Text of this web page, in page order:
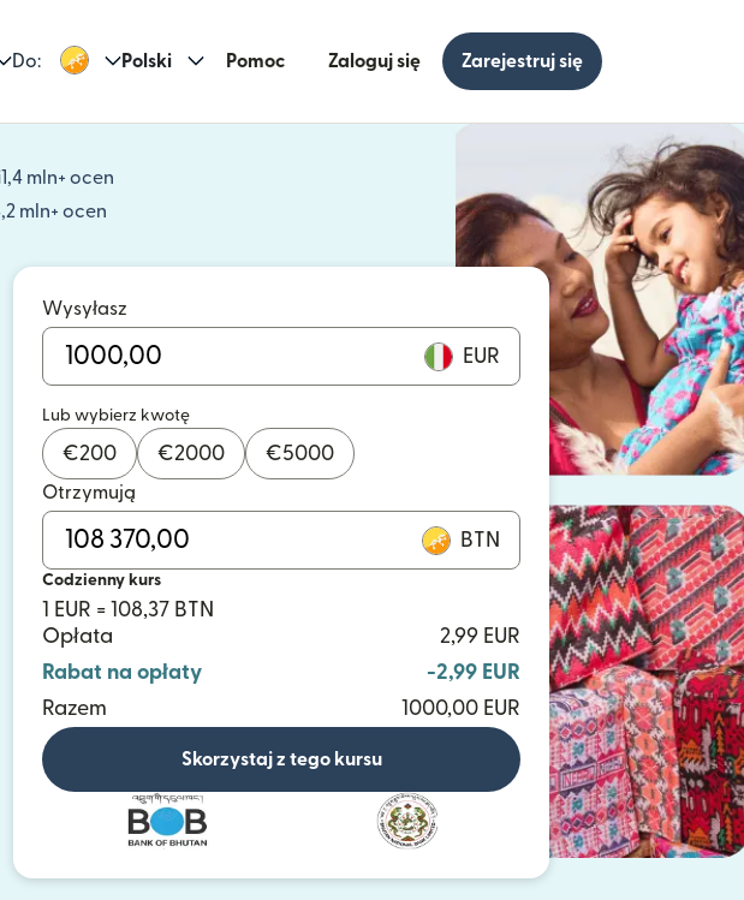
Do: Polski Pomoc Zaloguj się Zarejestruj się
1,4 mln+ ocen
(otwiera się w nowym oknie)
mln+ ocen
(otwiera się w nowym oknie)
Wysyłasz
EUR
Lub wybierz kwotę
€200 €2000 €5000
Otrzymują
BTN
Codzienny kurs
1 EUR = 108,37 BTN
Opłata
2,99 EUR
Rabat na opłaty
-2,99 EUR
Razem
1000,00 EUR
Skorzystaj z tego kursu